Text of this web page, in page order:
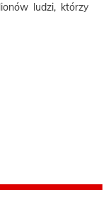
ludzi, którzy